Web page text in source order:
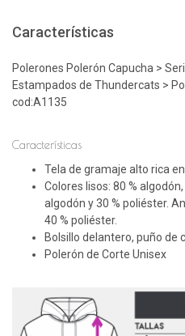
Características
Polerones Polerón Capucha >
Estampados de Thundercats >
cod:A1135
Características
Tela de gramaje alto rica
Colores lisos: 80 %
algodón y 30 % poliéster.
40 % poliéster.
Bolsillo delantero, puño de
Polerón de Corte Unisex